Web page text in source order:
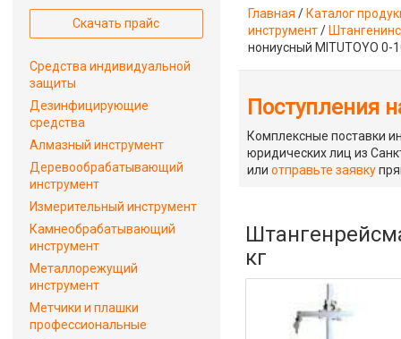
Главная / Каталог
инструмент/
нониусный MITUTOYO 0-
Поступления
Комплексные поставки
юридических лиц из
илиотправьте заявку
кг
Скачать прайс
Средства индивидуальной
защиты
Дезинфицирующие
средства
Алмазный инструмент
Деревообрабатывающий
инструмент
Измерительный инструмент
Камнеобрабатывающий
инструмент
Металлорежущий
инструмент
Метчики и плашки
профессиональные